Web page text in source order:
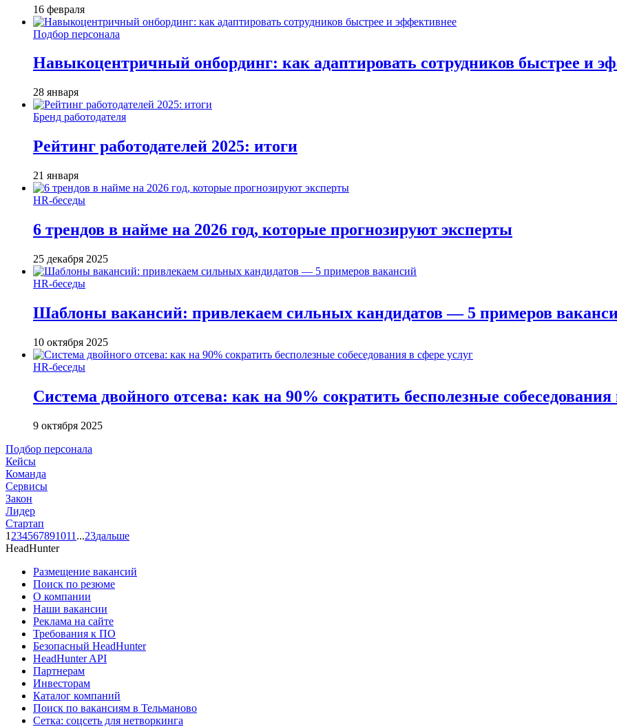
16 февраля
Подбор персонала
Навыкоцентричный онбординг: как адаптировать сотрудников быстрее и
28 января
Бренд работодателя
Рейтинг работодателей 2025: итоги
21 января
HR-беседы
6 трендов в найме на 2026 год, которые прогнозируют эксперты
25 декабря 2025
HR-беседы
Шаблоны вакансий: привлекаем сильных кандидатов — 5 примеров
10 октября 2025
HR-беседы
Система двойного отсева: как на 90% сократить бесполезные собеседования
9 октября 2025
Подбор персонала
Кейсы
Команда
Сервисы
Закон
Лидер
Стартап
1 234567891011 ...23дальше
HeadHunter
Размещение вакансий
Поиск по резюме
О компании
Наши вакансии
Реклама на сайте
Требования к ПО
Безопасный HeadHunter
HeadHunter API
Партнерам
Инвесторам
Каталог компаний
Поиск по вакансиям в Тельманово
Сетка: соцсеть для нетворкинга